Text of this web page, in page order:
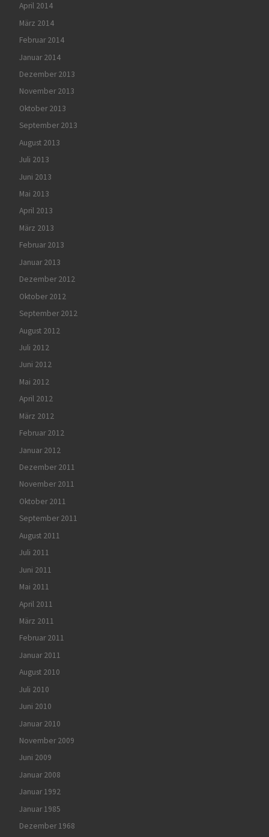
April 2014
März 2014
Februar 2014
Januar 2014
Dezember 2013
November 2013
Oktober 2013
September 2013
August 2013
Juli 2013
Juni 2013
Mai 2013
April 2013
März 2013
Februar 2013
Januar 2013
Dezember 2012
Oktober 2012
September 2012
August 2012
Juli 2012
Juni 2012
Mai 2012
April 2012
März 2012
Februar 2012
Januar 2012
Dezember 2011
November 2011
Oktober 2011
September 2011
August 2011
Juli 2011
Juni 2011
Mai 2011
April 2011
März 2011
Februar 2011
Januar 2011
August 2010
Juli 2010
Juni 2010
Januar 2010
November 2009
Juni 2009
Januar 2008
Januar 1992
Januar 1985
Dezember 1968